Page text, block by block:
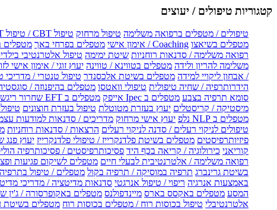
קטגוריות טיפולים / יעוצים
טיפולים / מטפלים ברפואה משלימה טיפול מרחוק טיפול CBT / טיפול CBT און ליין
מטפלים בשיאצו Coaching / אימון אישי מטפלים בפרחי באך מטפלים
רפואה משלימה / סדנאות רוחניות שיטת ימימה טיפול אלטרנטיבי
משלימה להריון ולידה מטפלים בטווינא / טווינה יעוץ זוגי / אימון אישי
/ אבחון ליקויי למידה מטפלים בשיטת אלכסנדר טיפול טנטרי / מדריכי
הידרותרפיה / שחיה טיפולית טיפולי וואטסו מטפלים בהיפנוזה /
סומא תרפיה בצבע מטפלים ב Ipec אייפק מטפלים ב EFT שחרור ריגשי
מיסטיקה / קריסטלים יעוץ בעזרת מטוטלת טיפול בעזרת חוצונים
מטפלים ב NLP נלפ
יעוץ אישי מרחוק מדריכים / סדנאות למודעות
טיפולים לניקוי רעלים / סדנה לניקוי רעלים הרצאות / סדנאות רוחניות
פיזיותרפיסטים מטפלים בשיטת פלדנקרייז / טיפולי פלדנקרייז יעוץ פנג
קוריאני כירולוגיה / קריאה בכף היד פסיכותרפיסטים / פסיכותרפיה
רפואה משלימה / אלטרנטיבית לבעלי חיים מטפלים לשיקום פגיעות
בשיטת גרינברג תרפיה במוסיקה / תרפיה בקול מטפלים / טיפול
באמצעות אנרגיה ריפוי / טיפול אנרגטי סדנאות מדיטציה / מדריכי
המסע מטפלים באקסס בארס מיינדפולנס מטפלים באקופרסורה / ג'ין
אלטרנטיבלי טיפול בכוסות רוח / מטפלים בכוסות רוח מטפלים בשיטת